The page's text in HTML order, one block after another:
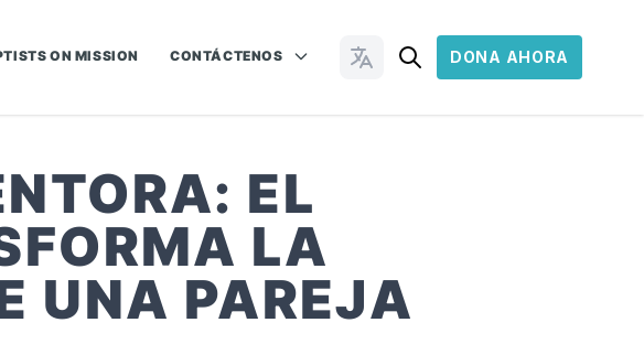
ON MISSION CONTÁCTENOS Cambiar idiomaDONA AHORA
EL
LA
UNA PAREJA